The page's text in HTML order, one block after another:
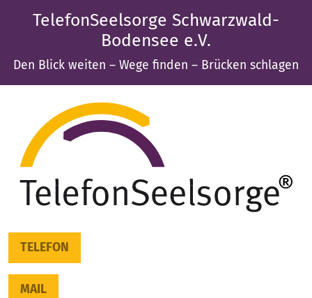
TelefonSeelsorge Schwarzwald-
Bodensee e.V.
Den Blick weiten – Wege finden – Brücken schlagen
TELEFON
MAIL